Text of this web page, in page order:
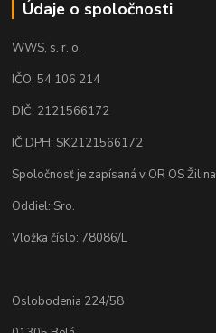
Údaje o spoločnosti
WWS, s. r. o.
IČO: 54 106 214
DIČ: 2121566172
IČ DPH: SK2121566172
Spoločnosť je zapísaná v OR OS Žilina
Oddiel: Sro.
Vložka číslo: 78086/L
Oslobodenia 224/58